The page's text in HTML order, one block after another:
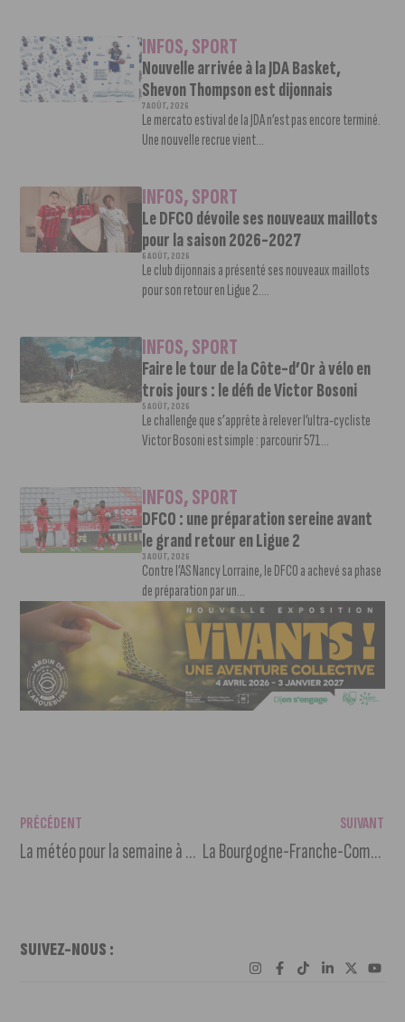
INFOS,SPORT
Nouvelle arrivée à la JDA Basket,
Shevon Thompson est dijonnais
7 AOÛT, 2026
Le mercato estival de la JDA n’est pas encore terminé.
Une nouvelle recrue vient...
INFOS,SPORT
Le DFCO dévoile ses nouveaux maillots
pour la saison 2026-2027
6 AOÛT, 2026
Le club dijonnais a présenté ses nouveaux maillots
pour son retour en Ligue 2....
INFOS,SPORT
Faire le tour de la Côte-d’Or à vélo en
trois jours : le défi de Victor Bosoni
5 AOÛT, 2026
Le challenge que s’apprête à relever l’ultra-cycliste
Victor Bosoni est simple : parcourir 571...
INFOS,SPORT
DFCO : une préparation sereine avant
le grand retour en Ligue 2
3 AOÛT, 2026
Contre l’AS Nancy Lorraine, le DFCO a achevé sa phase
de préparation par un...
PRÉCÉDENT
La météo pour la semaine à venir
SUIVANT
La Bourgogne-Franche-Comté est lauréate de la French Tech 2024
SUIVEZ-NOUS :